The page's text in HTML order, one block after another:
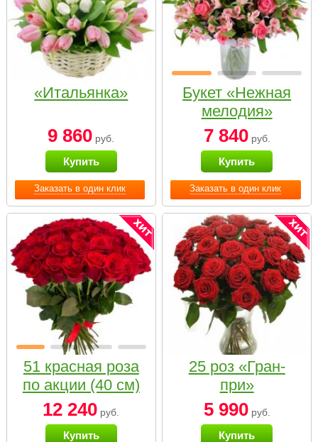
Заказать в один клик
«Итальянка»
9 860 руб.
Купить
Заказать в один клик
Букет «Нежная
мелодия»
7 840руб.
Купить
51 красная роза
по акции (40 см)
12 240 руб.
Купить
25 роз «Гран-
при»
5 990руб.
Купить